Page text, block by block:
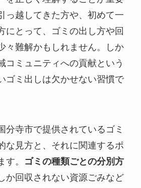
っ越してきた方や、初めて一
にとって、ゴミの出し方や回
々難解かもしれません。しか
コミュニティへの貢献という
ゴミ出しは欠かせない習慣で
分寺市で提供されているゴミ
な見方と、それに関連するポ
す。
ゴミの種類ごとの分別方
か回収されない資源ごみなど